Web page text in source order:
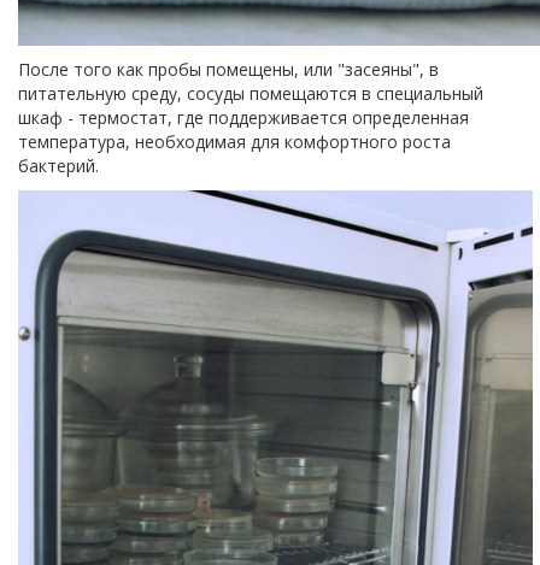
После того как пробы помещены, или "засеяны", в
питательную среду, сосуды помещаются в специальный
шкаф - термостат, где поддерживается определенная
температура, необходимая для комфортного роста
бактерий.